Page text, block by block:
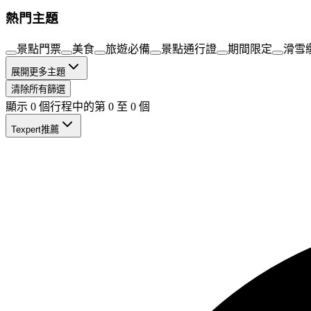
熱門主題
景點門票 美食 旅遊必備 景點通行證 期間限定 滑雪
展開更多主題
清除所有篩選
顯示 0 個行程中的第 0 至 0 個
Texpert推薦